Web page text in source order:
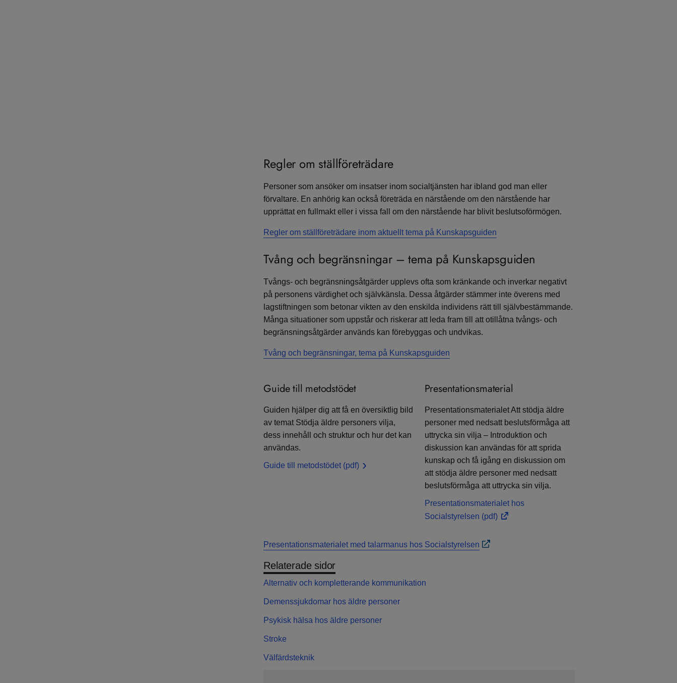
Regler om ställföreträdare
Personer som ansöker om insatser inom socialtjänsten har ibland god man eller
förvaltare. En anhörig kan också företräda en närstående om den närstående har
upprättat en fullmakt eller i vissa fall om den närstående har blivit beslutsoförmögen.
Regler om ställföreträdare inom aktuellt tema på Kunskapsguiden
​Tvång och begränsningar – tema på Kunskapsguiden
Tvångs- och begränsningsåtgärder upplevs ofta som kränkande och inverkar negativt
på personens värdighet och självkänsla. Dessa åtgärder stämmer inte överens med
lagstiftningen som betonar vikten av den enskilda individens rätt till självbestämmande.
Många situationer som uppstår och riskerar att leda fram till att otillåtna tvångs- och
begränsningsåtgärder används kan förebyggas och undvikas.
Tvång och begränsningar, tema på Kunskapsguiden
Guide till metodstödet
Guiden hjälper dig att få en översiktlig bild
av temat Stödja äldre personers vilja,
dess innehåll och struktur och hur det kan
användas.
Guide till metodstödet (pdf)
Presentationsmaterial
Presentationsmaterialet Att stödja äldre
personer med nedsatt beslutsförmåga att
uttrycka sin vilja – Introduktion och
diskussion kan användas för att sprida
kunskap och få igång en diskussion om
att stödja äldre personer med nedsatt
beslutsförmåga att uttrycka sin vilja.
Presentationsmaterialet hos
Socialstyrelsen (pdf)
Presentationsmaterialet med talarmanus hos Socialstyrelsen
Relaterade sidor
Alternativ och kompletterande kommunikation
Demenssjukdomar hos äldre personer
Psykisk hälsa hos äldre personer
Stroke
Välfärdsteknik